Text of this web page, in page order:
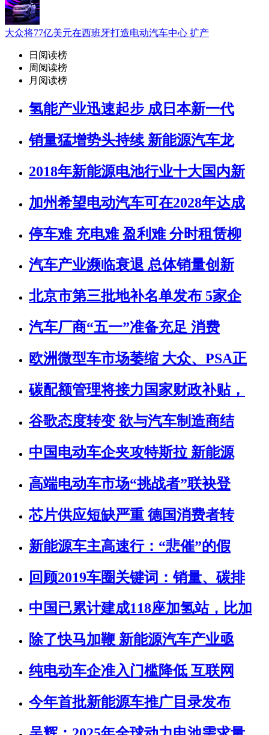
大众将77亿美元在西班牙打造电动汽车中心 扩产
日阅读榜
周阅读榜
月阅读榜
氢能产业迅速起步 成日本新一代
销量猛增势头持续 新能源汽车龙
2018年新能源电池行业十大国内新
加州希望电动汽车可在2028年达成
停车难 充电难 盈利难 分时租赁柳
汽车产业濒临衰退 总体销量创新
北京市第三批地补名单发布 5家企
汽车厂商“五一”准备充足 消费
欧洲微型车市场萎缩 大众、PSA正
碳配额管理将接力国家财政补贴，
谷歌态度转变 欲与汽车制造商结
中国电动车企夹攻特斯拉 新能源
高端电动车市场“挑战者”联袂登
芯片供应短缺严重 德国消费者转
新能源车主高速行：“悲催”的假
回顾2019车圈关键词：销量、碳排
中国已累计建成118座加氢站，比加
除了快马加鞭 新能源汽车产业亟
纯电动车企准入门槛降低 互联网
今年首批新能源车推广目录发布